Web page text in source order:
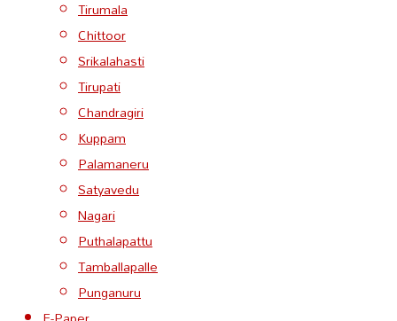
Tirumala
Chittoor
Srikalahasti
Tirupati
Chandragiri
Kuppam
Palamaneru
Satyavedu
Nagari
Puthalapattu
Tamballapalle
Punganuru